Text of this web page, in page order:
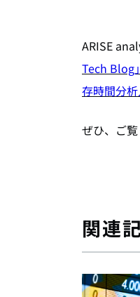
ARISE
Tech Blog」
存時間分
ぜひ、ご覧
関連